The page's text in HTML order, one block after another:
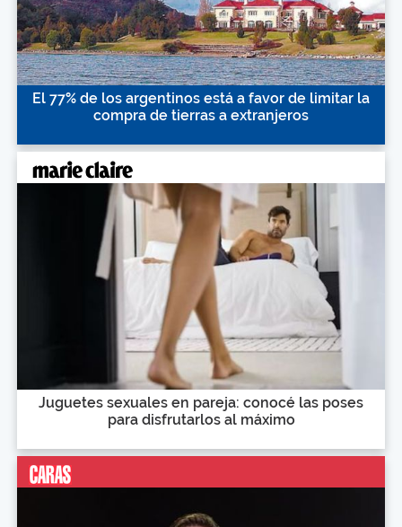
El 77% de los argentinos está a favor de limitar la
compra de tierras a extranjeros
Juguetes sexuales en pareja: conocé las poses
para disfrutarlos al máximo